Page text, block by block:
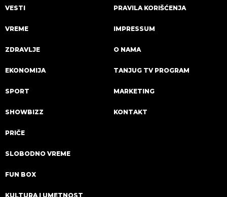
VESTI
VREME
ZDRAVLJE
EKONOMIJA
SPORT
SHOWBIZZ
PRIČE
SLOBODNO VREME
FUN BOX
KULTURA I UMETNOST
PRAVILA KORIŠĆENJA
IMPRESSUM
O NAMA
TANJUG TV PROGRAM
MARKETING
KONTAKT